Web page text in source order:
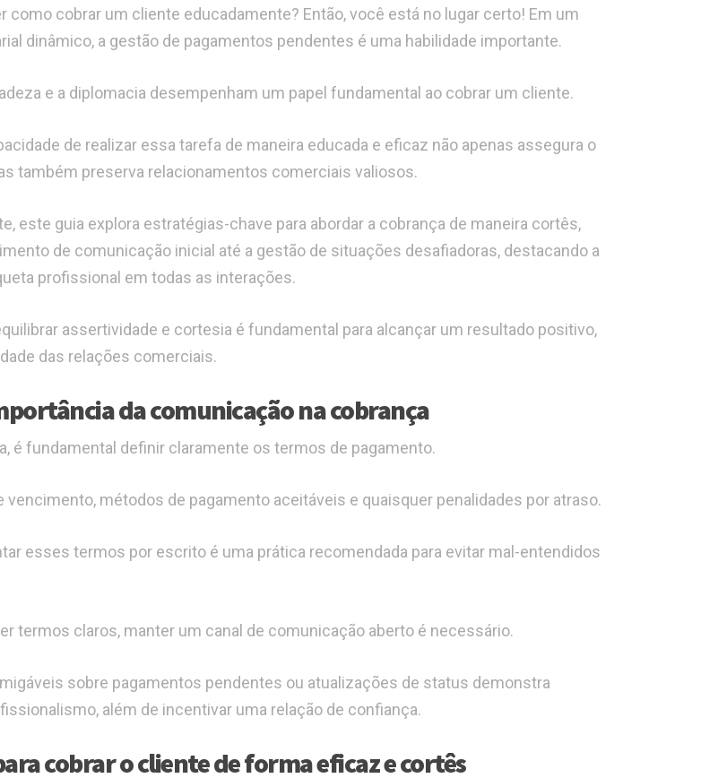
como cobrar um cliente educadamente? Então, você está no lugar certo! Em um
dinâmico, a gestão de pagamentos pendentes é uma habilidade importante.
e a diplomacia desempenham um papel fundamental ao cobrar um cliente.
de realizar essa tarefa de maneira educada e eficaz não apenas assegura o
também preserva relacionamentos comerciais valiosos.
este guia explora estratégias-chave para abordar a cobrança de maneira cortês,
de comunicação inicial até a gestão de situações desafiadoras, destacando a
profissional em todas as interações.
assertividade e cortesia é fundamental para alcançar um resultado positivo,
das relações comerciais.
da comunicação na cobrança
é fundamental definir claramente os termos de pagamento.
vencimento, métodos de pagamento aceitáveis e quaisquer penalidades por atraso.
esses termos por escrito é uma prática recomendada para evitar mal-entendidos
termos claros, manter um canal de comunicação aberto é necessário.
sobre pagamentos pendentes ou atualizações de status demonstra
além de incentivar uma relação de confiança.
cobrar o cliente de forma eficaz e cortês